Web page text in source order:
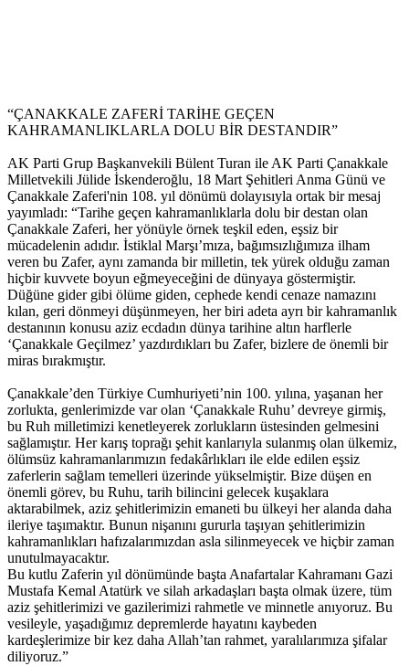
“ÇANAKKALE ZAFERİ TARİHE GEÇEN
KAHRAMANLIKLARLA DOLU BİR DESTANDIR”
AK Parti Grup Başkanvekili Bülent Turan ile AK Parti Çanakkale
Milletvekili Jülide İskenderoğlu, 18 Mart Şehitleri Anma Günü ve
Çanakkale Zaferi'nin 108. yıl dönümü dolayısıyla ortak bir mesaj
yayımladı: “Tarihe geçen kahramanlıklarla dolu bir destan olan
Çanakkale Zaferi, her yönüyle örnek teşkil eden, eşsiz bir
mücadelenin adıdır. İstiklal Marşı’mıza, bağımsızlığımıza ilham
veren bu Zafer, aynı zamanda bir milletin, tek yürek olduğu zaman
hiçbir kuvvete boyun eğmeyeceğini de dünyaya göstermiştir.
Düğüne gider gibi ölüme giden, cephede kendi cenaze namazını
kılan, geri dönmeyi düşünmeyen, her biri adeta ayrı bir kahramanlık
destanının konusu aziz ecdadın dünya tarihine altın harflerle
‘Çanakkale Geçilmez’ yazdırdıkları bu Zafer, bizlere de önemli bir
miras bırakmıştır.
Çanakkale’den Türkiye Cumhuriyeti’nin 100. yılına, yaşanan her
zorlukta, genlerimizde var olan ‘Çanakkale Ruhu’ devreye girmiş,
bu Ruh milletimizi kenetleyerek zorlukların üstesinden gelmesini
sağlamıştır. Her karış toprağı şehit kanlarıyla sulanmış olan ülkemiz,
ölümsüz kahramanlarımızın fedakârlıkları ile elde edilen eşsiz
zaferlerin sağlam temelleri üzerinde yükselmiştir. Bize düşen en
önemli görev, bu Ruhu, tarih bilincini gelecek kuşaklara
aktarabilmek, aziz şehitlerimizin emaneti bu ülkeyi her alanda daha
ileriye taşımaktır. Bunun nişanını gururla taşıyan şehitlerimizin
kahramanlıkları hafızalarımızdan asla silinmeyecek ve hiçbir zaman
unutulmayacaktır.
Bu kutlu Zaferin yıl dönümünde başta Anafartalar Kahramanı Gazi
Mustafa Kemal Atatürk ve silah arkadaşları başta olmak üzere, tüm
aziz şehitlerimizi ve gazilerimizi rahmetle ve minnetle anıyoruz. Bu
vesileyle, yaşadığımız depremlerde hayatını kaybeden
kardeşlerimize bir kez daha Allah’tan rahmet, yaralılarımıza şifalar
diliyoruz.”